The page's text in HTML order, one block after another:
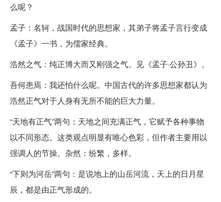
么呢？
孟子：名轲，战国时代的思想家，其弟子将孟子言行变成
《孟子》一书，为儒家经典。
浩然之气：纯正博大而又刚强之气。见《孟子·公孙丑》。
吾何患焉：我还怕什么呢。中国古代的许多思想家都认为
浩然正气对于人身有无所不能的巨大力量。
“天地有正气”两句：天地之间充满正气，它赋予各种事物
以不同形态。这类观点明显有唯心色彩，但作者主要用以
强调人的节操。杂然：纷繁，多样。
“下则为河岳”两句：是说地上的山岳河流，天上的日月星
辰，都是由正气形成的。